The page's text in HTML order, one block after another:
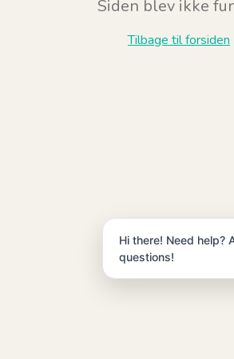
Siden blev ikke
Tilbage til forsiden
Hi there! Need help?
questions!